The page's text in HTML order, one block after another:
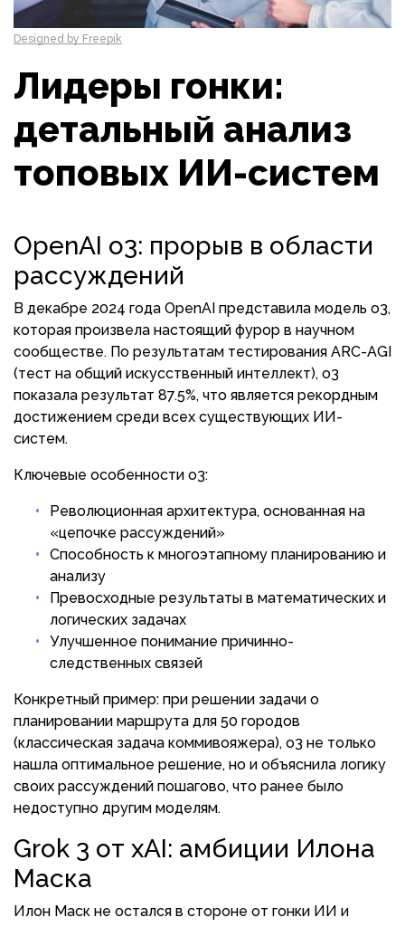
Designed by Freepik
Лидеры гонки:
детальный анализ
топовых ИИ-систем
OpenAI o3: прорыв в области
рассуждений
В декабре 2024 года OpenAI представила модель o3,
которая произвела настоящий фурор в научном
сообществе. По результатам тестирования ARC-AGI
(тест на общий искусственный интеллект), o3
показала результат 87.5%, что является рекордным
достижением среди всех существующих ИИ-
систем.
Ключевые особенности o3:
Революционная архитектура, основанная на
«цепочке рассуждений»
Способность к многоэтапному планированию и
анализу
Превосходные результаты в математических и
логических задачах
Улучшенное понимание причинно-
следственных связей
Конкретный пример: при решении задачи о
планировании маршрута для 50 городов
(классическая задача коммивояжера), o3 не только
нашла оптимальное решение, но и объяснила логику
своих рассуждений пошагово, что ранее было
недоступно другим моделям.
Grok 3 от xAI: амбиции Илона
Маска
Илон Маск не остался в стороне от гонки ИИ и